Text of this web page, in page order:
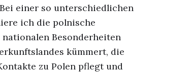
einer so unterschiedlichen
ich die polnische
Besonderheiten
kümmert, die
zu Polen pflegt und